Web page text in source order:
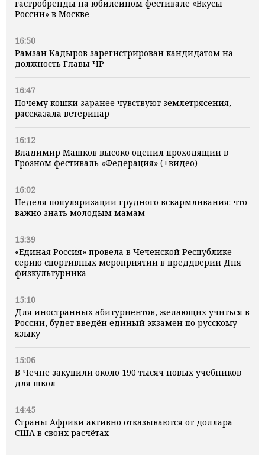
гастробренды на юбилейном фестивале «Вкусы
России» в Москве
16:50
Рамзан Кадыров зарегистрирован кандидатом на
должность Главы ЧР
16:47
Почему кошки заранее чувствуют землетрясения,
рассказала ветеринар
16:12
Владимир Машков высоко оценил проходящий в
Грозном фестиваль «Федерация» (+видео)
16:02
Неделя популяризации грудного вскармливания: что
важно знать молодым мамам
15:39
«Единая Россия» провела в Чеченской Республике
серию спортивных мероприятий в преддверии Дня
физкультурника
15:10
Для иностранных абитуриентов, желающих учиться в
России, будет введён единый экзамен по русскому
языку
15:06
В Чечне закупили около 190 тысяч новых учебников
для школ
14:45
Страны Африки активно отказываются от доллара
США в своих расчётах